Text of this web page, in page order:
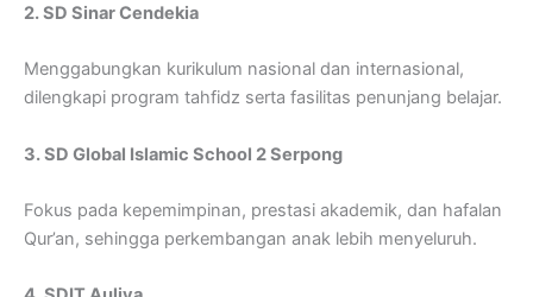
2. SD Sinar Cendekia
Menggabungkan kurikulum nasional dan internasional,
dilengkapi program tahfidz serta fasilitas penunjang belajar.
3. SD Global Islamic School 2 Serpong
Fokus pada kepemimpinan, prestasi akademik, dan hafalan
Qur’an, sehingga perkembangan anak lebih menyeluruh.